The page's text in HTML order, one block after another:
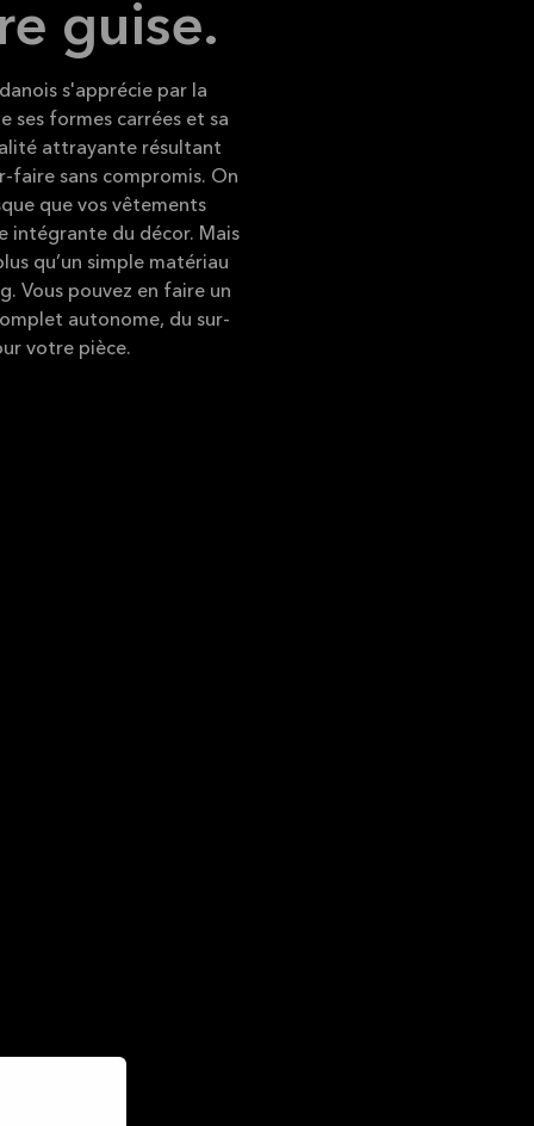
guise.
s'apprécie par la
ses formes carrées et sa
attrayante résultant
faire sans compromis. On
que vos vêtements
intégrante du décor. Mais
qu’un simple matériau
Vous pouvez en faire un
autonome, du sur-
votre pièce.